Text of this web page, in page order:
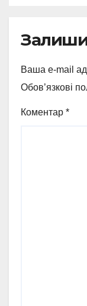
Ваша e-mail
Обов’язкові
Коментар *